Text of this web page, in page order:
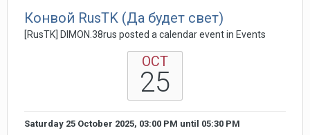
Конвой RusTK (Да будет свет)
[RusTK] DIMON.38rus posted a calendar event in Events
OCT
25
Saturday 25 October 2025, 03:00 PM until 05:30 PM